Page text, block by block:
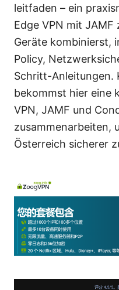
leitfaden – ein
Edge VPN mit
Geräte kombinierst,
Policy,
Schritt-Anleitungen.
bekommst hier eine
VPN, JAMF und
zusammenarbeiten,
Österreich sicherer